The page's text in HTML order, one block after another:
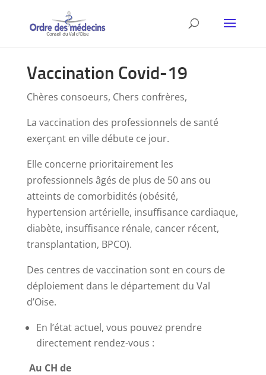
Vaccination Covid-19
Chères consoeurs, Chers confrères,
La vaccination des professionnels de santé
exerçant en ville débute ce jour.
Elle concerne prioritairement les
professionnels âgés de plus de 50 ans ou
atteints de comorbidités (obésité,
hypertension artérielle, insuffisance cardiaque,
diabète, insuffisance rénale, cancer récent,
transplantation, BPCO).
Des centres de vaccination sont en cours de
déploiement dans le département du Val
d’Oise.
En l’état actuel, vous pouvez prendre
directement rendez-vous :
Au CH de